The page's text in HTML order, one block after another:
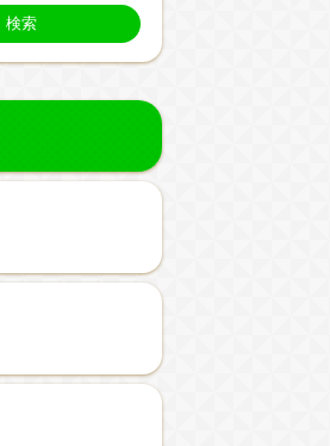
検索